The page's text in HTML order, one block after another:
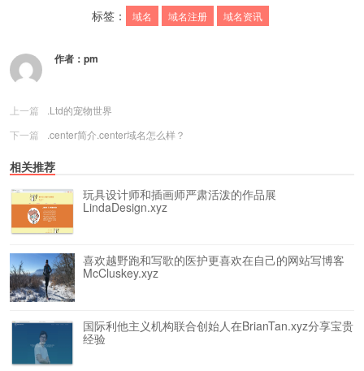
标签：
域名 域名注册 域名资讯
作者： pm
上一篇
.Ltd的宠物世界
下一篇
.center简介.center域名怎么样？
相关推荐
玩具设计师和插画师严肃活泼的作品展
LindaDesign.xyz
喜欢越野跑和写歌的医护更喜欢在自己的网站写博客
McCluskey.xyz
国际利他主义机构联合创始人在BrianTan.xyz分享宝贵
经验